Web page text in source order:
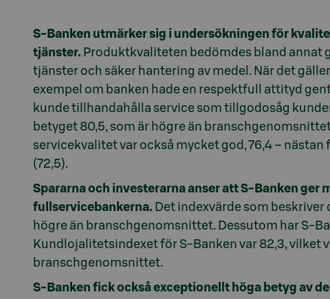
S-Banken utmärker sig i undersökningen för
tjänster. Produktkvaliteten bedömdes bland
tjänster och säker hantering av medel. När det
exempel om banken hade en respektfull attityd
kunde tillhandahålla service som tillgodosåg
betyget 80,5, som är högre än
servicekvalitet var också mycket god, 76,4 –
(72,5).
Spararna och investerarna anser att S-Banken ger
fullservicebankerna. Det indexvärde som
högre än branschgenomsnittet. Dessutom har S-
Kundlojalitetsindexet för S-Banken var 82,3, vilket
branschgenomsnittet.
S-Banken fick också exceptionellt höga betyg av